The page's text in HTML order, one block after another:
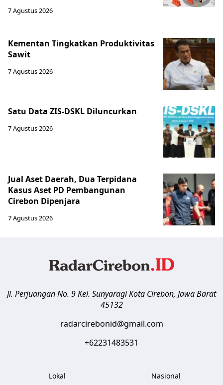
7 Agustus 2026
Kementan Tingkatkan Produktivitas
Sawit
7 Agustus 2026
Satu Data ZIS-DSKL Diluncurkan
7 Agustus 2026
Jual Aset Daerah, Dua Terpidana
Kasus Aset PD Pembangunan
Cirebon Dipenjara
7 Agustus 2026
Jl. Perjuangan No. 9 Kel. SunyaragiKota Cirebon, Jawa Barat
45132
radarcirebonid@gmail.com
+62231483531
Lokal Nasional